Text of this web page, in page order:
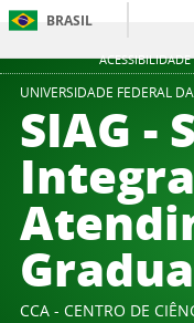
ACESSIBILIDADE
BRASIL
UNIVERSIDADE FEDERAL
SIAG -
CCA - CENTRO DE